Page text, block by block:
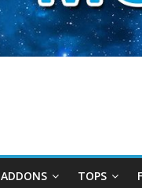
ADDONS TOPS